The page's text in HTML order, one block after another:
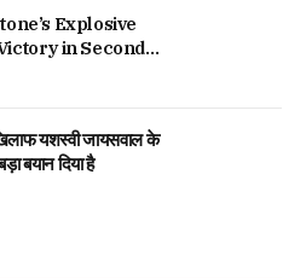
Explosive
in Second
यशस्वी जायसवाल के
बयान दिया है